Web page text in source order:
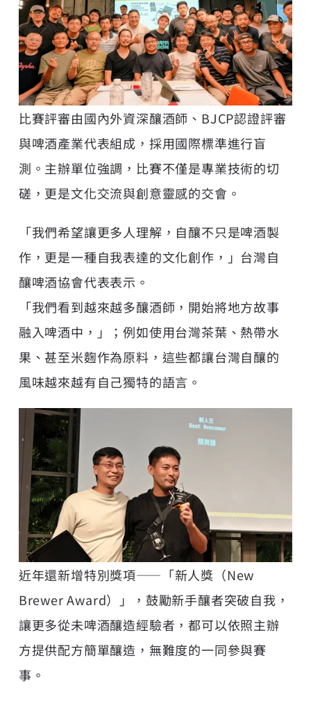
比賽評審由國內外資深釀酒師、BJCP認證評審
與啤酒產業代表組成，採用國際標準進行盲
測。主辦單位強調，比賽不僅是專業技術的切
磋，更是文化交流與創意靈感的交會。
「我們希望讓更多人理解，自釀不只是啤酒製
作，更是一種自我表達的文化創作，」台灣自
釀啤酒協會代表表示。
「我們看到越來越多釀酒師，開始將地方故事
融入啤酒中，」；例如使用台灣茶葉、熱帶水
果、甚至米麴作為原料，這些都讓台灣自釀的
風味越來越有自己獨特的語言。
近年還新增特別獎項——「新人獎（New
Brewer Award）」，鼓勵新手釀者突破自我，
讓更多從未啤酒釀造經驗者，都可以依照主辦
方提供配方簡單釀造，無難度的一同參與賽
事。